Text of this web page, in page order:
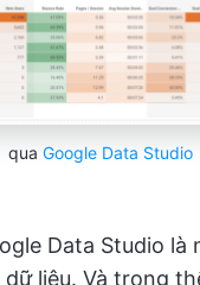
qua Google Data Studio
Data Studio là
liệu. Và trong